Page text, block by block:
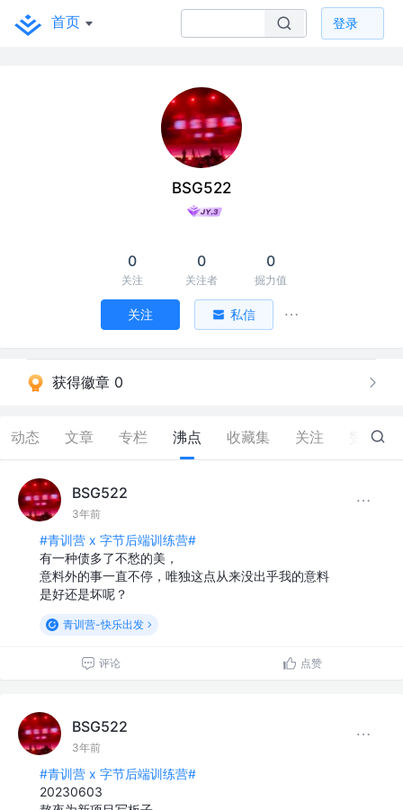
首页 登录
BSG522
0
关注
0
关注者
0
掘力值
关注 私信
获得徽章 0
动态 文章 专栏 沸点 收藏集 关注 0
BSG522
3年前
#青训营 x 字节后端训练营#
有一种债多了不愁的美，
意料外的事一直不停，唯独这点从来没出乎我的意料
是好还是坏呢？
青训营-快乐出发
评论 点赞
BSG522
3年前
#青训营 x 字节后端训练营#
20230603